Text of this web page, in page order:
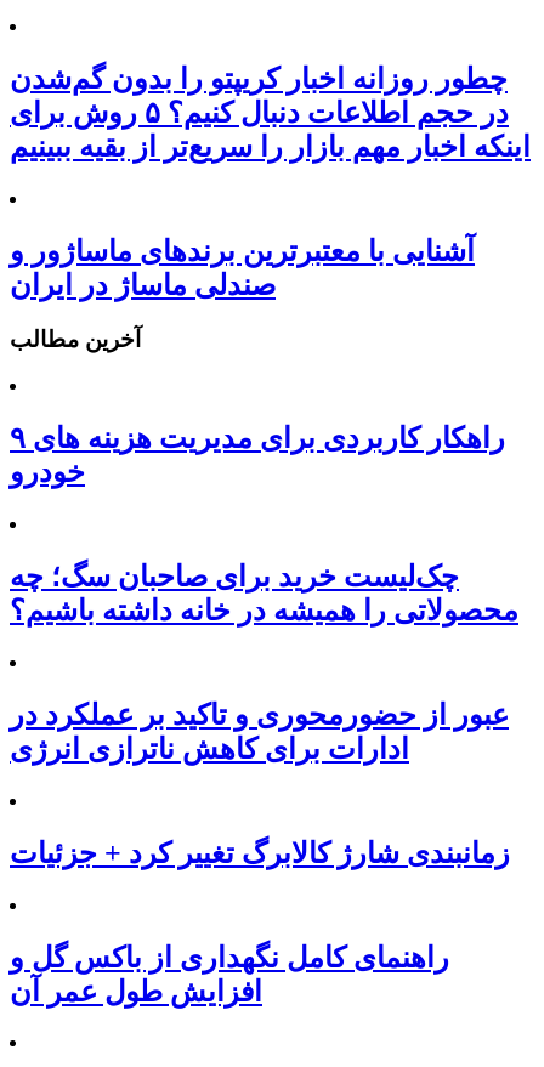
چطور روزانه اخبار کریپتو را بدون گم‌شدن
در حجم اطلاعات دنبال کنیم؟ ۵ روش برای
اینکه اخبار مهم بازار را سریع‌تر از بقیه ببینیم
آشنایی با معتبرترین برندهای ماساژور و
صندلی ماساژ در ایران
آخرین مطالب
۹ راهکار کاربردی برای مدیریت هزینه های
خودرو
چک‌لیست خرید برای صاحبان سگ؛ چه
محصولاتی را همیشه در خانه داشته باشیم؟
عبور از حضورمحوری و تاکید بر عملکرد در
ادارات برای کاهش ناترازی انرژی
زمانبندی شارژ کالابرگ تغییر کرد + جزئیات
راهنمای کامل نگهداری از باکس گل و
افزایش طول عمر آن